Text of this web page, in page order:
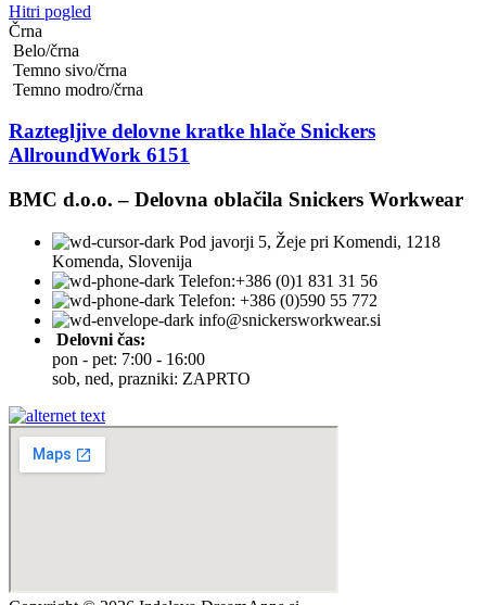
Hitri pogled
Črna
Belo/črna
Temno sivo/črna
Temno modro/črna
Raztegljive delovne kratke hlače Snickers
AllroundWork 6151
BMC d.o.o. – Delovna oblačila Snickers Workwear
Pod javorji 5, Žeje pri Komendi, 1218
Komenda, Slovenija
Telefon:+386 (0)1 831 31 56
Telefon: +386 (0)590 55 772
info@snickersworkwear.si
Delovni čas:
pon - pet: 7:00 - 16:00
sob, ned, prazniki: ZAPRTO